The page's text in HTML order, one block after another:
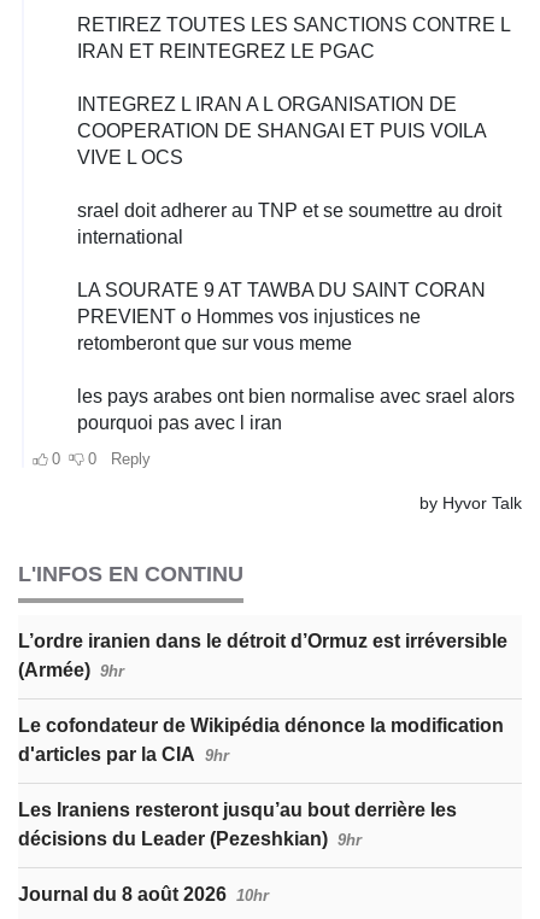
L'INFOS EN CONTINU
L’ordre iranien dans le détroit d’Ormuz est irréversible
(Armée) 9hr
Le cofondateur de Wikipédia dénonce la modification
d'articles par la CIA 9hr
Les Iraniens resteront jusqu’au bout derrière les
décisions du Leader (Pezeshkian) 9hr
Journal du 8 août 2026 10hr